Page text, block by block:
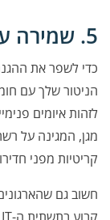
5. שמירה על תשתית IT מאובטחת
כדי לשפר את
הניטור שלך עם
לזהות איומים
מגן, המגינה על
קריטיות מפני
חשוב גם